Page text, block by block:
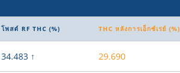
โพสต์ RF THC (%) THC หลังการเอ็กซ์เรย์ (%)
34.483 ↑ 29.690